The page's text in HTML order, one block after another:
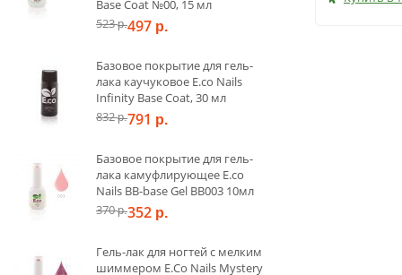
Base Coat №00, 15 мл
497 р.
523р.
Базовое покрытие для гель-
лака каучуковое E.co Nails
Infinity Base Coat, 30 мл
791 р.
832р.
Базовое покрытие для гель-
лака камуфлирующее E.co
Nails BB-base Gel BB003 10мл
352 р.
370р.
Гель-лак для ногтей с мелким
шиммером E.Co Nails Mystery